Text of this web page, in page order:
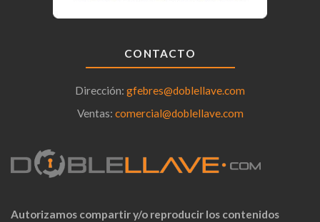
CONTACTO
Dirección: gfebres@doblellave.com
Ventas: comercial@doblellave.com
Autorizamos compartir y/o reproducir los contenidos